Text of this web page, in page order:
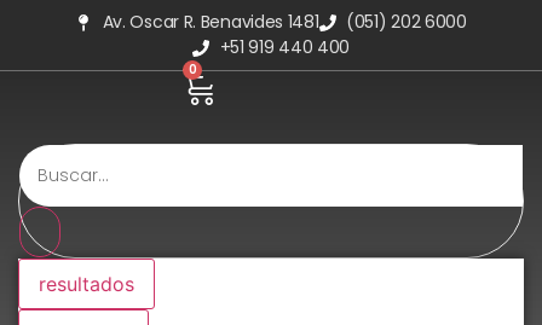
Av. Oscar R. Benavides 1481
(051) 202 6000
+51 919 440 400
0
resultados